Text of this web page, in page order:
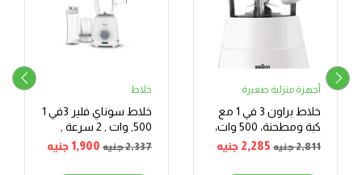
أجهزة منزلية صغيرة
خلاط براون 3 في 1 مع
كبة ومطحنة، 500 وات،
أبيض
2,811جنيه 2,285 جنيه
خلاط
خلاط سوناي فلير 3في 1
,500 وات , 2 سرعة ,
ابيض
2,337جنيه 1,900جنيه